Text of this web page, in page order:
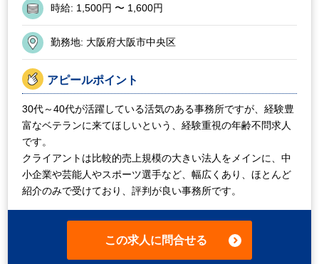
時給: 1,500円 〜 1,600円
勤務地: 大阪府大阪市中央区
アピールポイント
30代～40代が活躍している活気のある事務所ですが、経験豊
富なベテランに来てほしいという、経験重視の年齢不問求人
です。
クライアントは比較的売上規模の大きい法人をメインに、中
小企業や芸能人やスポーツ選手など、幅広くあり、ほとんど
紹介のみで受けており、評判が良い事務所です。
この求人に問合せる